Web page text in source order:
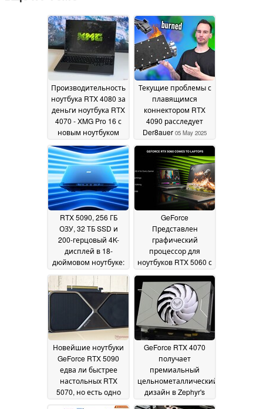
Производительность
ноутбука RTX 4080 за
деньги ноутбука RTX
4070 - XMG Pro 16 с
новым ноутбуком
5070 Ti
демонстрирует
высокую
производительность
в нашем обзоре09
May 2025
Текущие проблемы с
плавящимся
коннектором RTX
4090 расследует
Der8auer 05 May 2025
RTX 5090, 256 ГБ
ОЗУ, 32 ТБ SSD и
200-герцовый 4K-
дисплей в 18-
дюймовом ноутбуке:
Представлен
Schenker Key 18 Pro
17 April 2025
GeForce
Представлен
графический
процессор для
ноутбуков RTX 5060 с
8 ГБ GDDR7 VRAM и
максимальной
мощностью 100 Вт16
April 2025
Новейшие ноутбуки
GeForce RTX 5090
едва ли быстрее
настольных RTX
5070, но есть одно
ключевое отличие07
GeForce RTX 4070
получает
премиальный
цельнометаллический
дизайн в Zephyr's
Sakura Snow X06 April